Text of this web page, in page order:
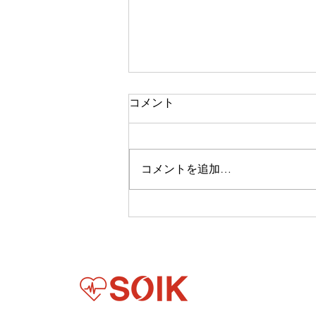
るアフリカ保健財政デジタル
化実証事業が、経済産業省の
コメント
コメントを追加…